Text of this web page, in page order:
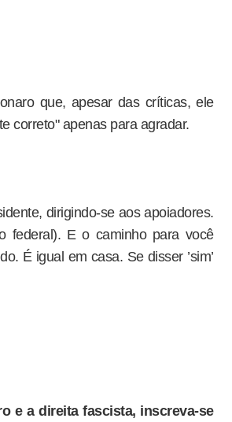
que, apesar das críticas, ele
correto" apenas para agradar.
dirigindo-se aos apoiadores.
federal). E o caminho para você
É igual em casa. Se disser ’sim’
e a direita fascista, inscreva-se